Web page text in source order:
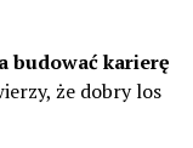
budować karierę
że dobry los